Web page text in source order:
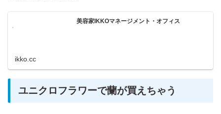
美容家IKKOマネージメント・オフィス
ikko.cc
ユニクロフラワーで蘭が買えちゃう